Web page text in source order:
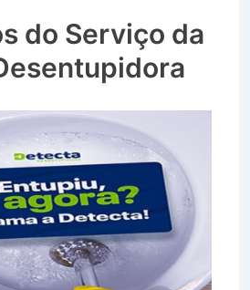
do Serviço da